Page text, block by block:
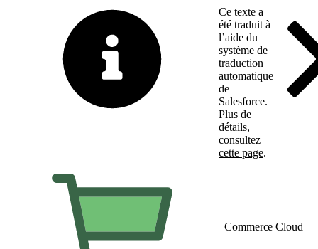
Ce texte a
été traduit à
l’aide du
système de
traduction
automatique
de
Salesforce.
Plus de
détails,
consultez
cette page.
Commerce Cloud